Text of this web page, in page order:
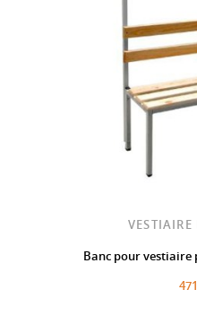
Banc pour vestiaire